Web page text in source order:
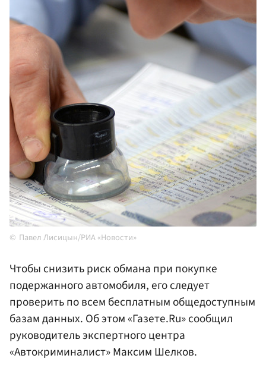
Павел Лисицын/РИА «Новости»
Чтобы снизить риск обмана при покупке
подержанного автомобиля, его следует
проверить по всем бесплатным общедоступным
базам данных. Об этом «Газете.Ru» сообщил
руководитель экспертного центра
«Автокриминалист» Максим Шелков.